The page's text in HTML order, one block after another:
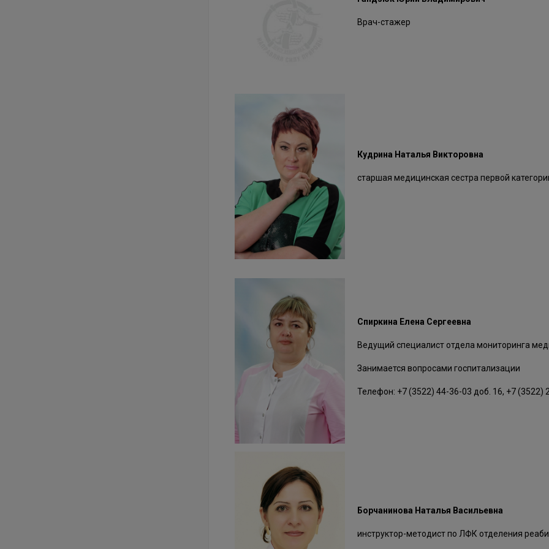
Врач-стажер
Кудрина Наталья Викторовна
старшая медицинская сестра первой
Спиркина Елена Сергеевна
Ведущий специалист отдела мониторинга
Занимается вопросами госпитализации
Телефон: +7 (3522) 44-36-03 доб. 16, +7 (3522)
Борчанинова Наталья Васильевна
инструктор-методист по ЛФК отделения